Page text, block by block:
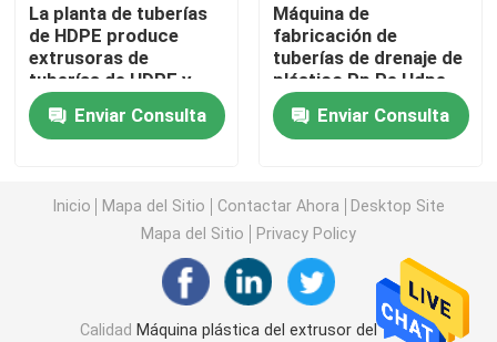
Máquina del extrusor del tubo del PE
Máquina acanalada del extrusor del tubo
Los PP atan con correa la cadena de producción
Máquina plástica del extrusor de hoja
La planta de tuberías
de HDPE produce
extrusoras de
tuberías de HDPE y
máquinas de
extrusoras de
tuberías de PE
Enviar Consulta
Máquina de
fabricación de
tuberías de drenaje de
plástico Pp Pe Hdpe
Máquina de extrusión
de tuberías de
conductos eléctricos
Enviar Consulta
Inicio Mapa del Sitio Contactar Ahora
Desktop Site
Mapa del Sitio
Privacy Policy
Calidad Máquina plástica del extrusor del tubo